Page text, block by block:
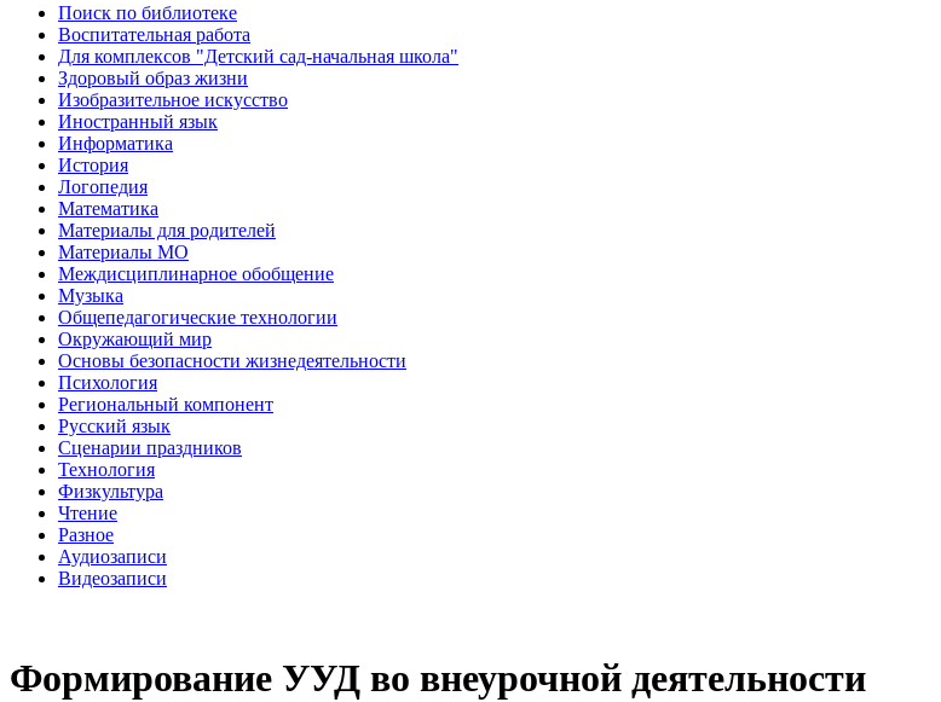
Поиск по библиотеке
Воспитательная работа
Для комплексов "Детский сад-начальная школа"
Здоровый образ жизни
Изобразительное искусство
Иностранный язык
Информатика
История
Логопедия
Математика
Материалы для родителей
Материалы МО
Междисциплинарное обобщение
Музыка
Общепедагогические технологии
Окружающий мир
Основы безопасности жизнедеятельности
Психология
Региональный компонент
Русский язык
Сценарии праздников
Технология
Физкультура
Чтение
Разное
Аудиозаписи
Видеозаписи
Формирование УУД во внеурочной деятельности